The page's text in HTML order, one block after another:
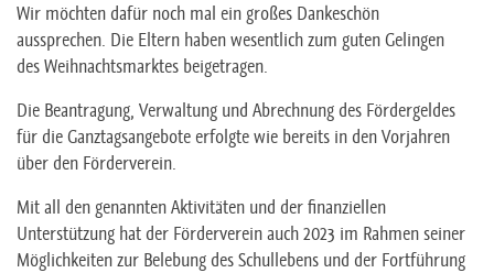
Wir möchten dafür noch mal ein großes Dankeschön
aussprechen. Die Eltern haben wesentlich zum guten Gelingen
des Weihnachtsmarktes beigetragen.
Die Beantragung, Verwaltung und Abrechnung des Fördergeldes
für die Ganztagsangebote erfolgte wie bereits in den Vorjahren
über den Förderverein.
Mit all den genannten Aktivitäten und der finanziellen
Unterstützung hat der Förderverein auch 2023 im Rahmen seiner
Möglichkeiten zur Belebung des Schullebens und der Fortführung